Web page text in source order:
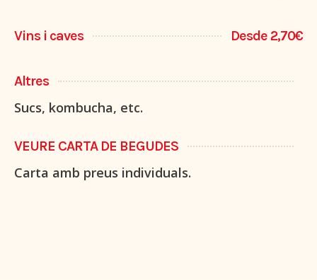
Vins i caves Desde 2,70€
Altres
Sucs, kombucha, etc.
VEURE CARTA DE BEGUDES
Carta amb preus individuals.